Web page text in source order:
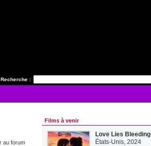
Recherche :
Films à venir
Love Lies Bleeding
États-Unis, 2024